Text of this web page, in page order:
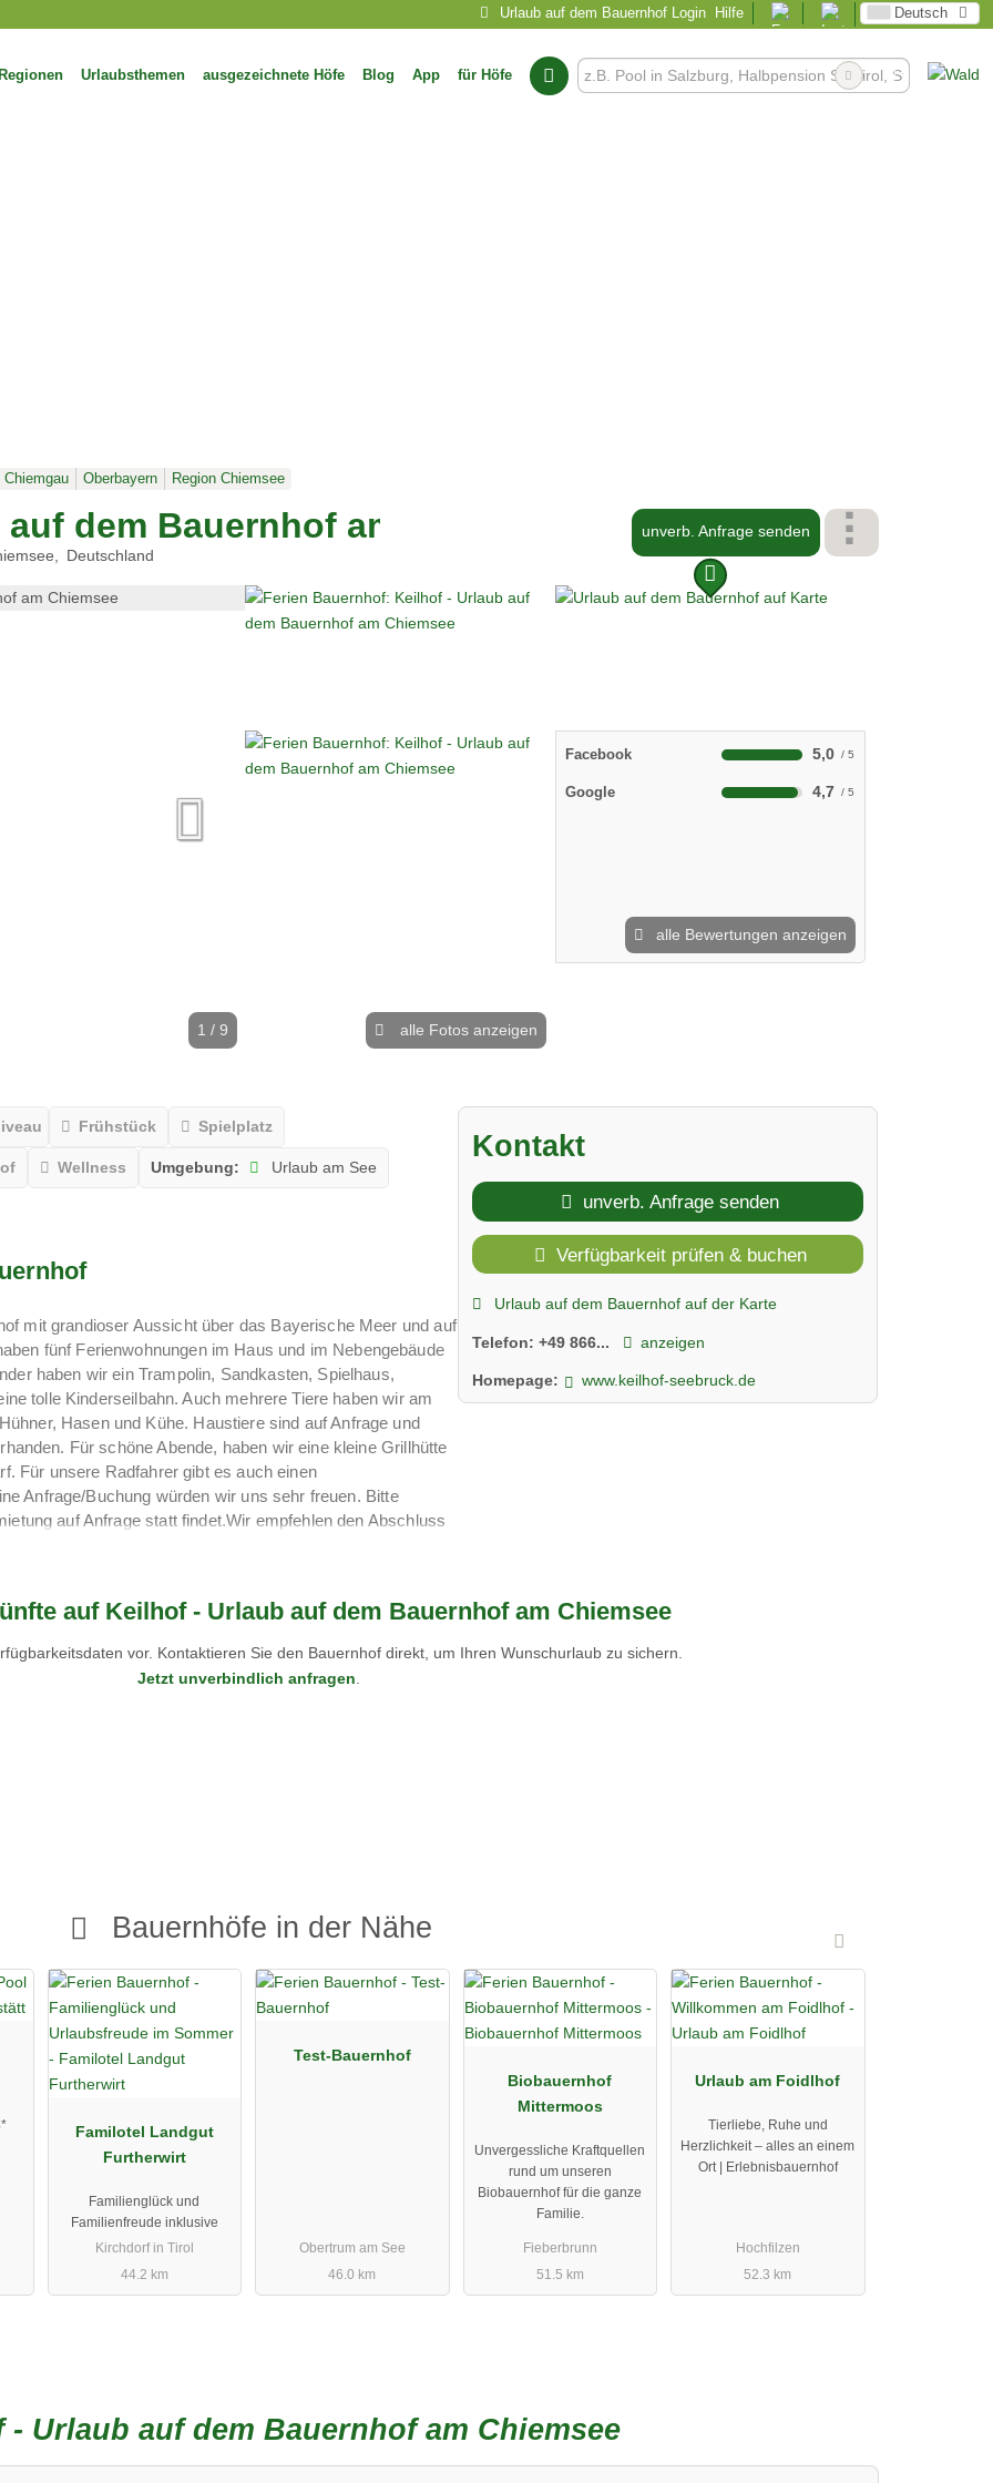
Urlaub auf dem Bauernhof Login Hilfe Deutsch
Urlaubsthemen ausgezeichnete Höfe Blog App für Höfe
Chiemgau Oberbayern Region Chiemsee
dem Bauernhof am Chiemsee
Deutschland
unverb. Anfrage senden
1 / 9 alle Fotos anzeigen
Facebook 5,0
Google 4,7
alle Bewertungen anzeigen
Frühstück Spielplatz
Wellness Umgebung: Urlaub am See
mit grandioser Aussicht über das Bayerische Meer und auf
fünf Ferienwohnungen im Haus und im Nebengebäude
haben wir ein Trampolin, Sandkasten, Spielhaus,
tolle Kinderseilbahn. Auch mehrere Tiere haben wir am
Hasen und Kühe. Haustiere sind auf Anfrage und
Für schöne Abende, haben wir eine kleine Grillhütte
Für unsere Radfahrer gibt es auch einen
Anfrage/Buchung würden wir uns sehr freuen. Bitte
auf Anfrage statt findet.Wir empfehlen den Abschluss
bzw. Erholungsorte verschiedenste Möglichkeiten für
sowie das Bergpanorama der Chiemgauer Alpen
Kontakt
unverb. Anfrage senden
Verfügbarkeit prüfen & buchen
Urlaub auf dem Bauernhof auf der Karte
Telefon:+49 866... anzeigen
Homepage: www.keilhof-seebruck.de
auf Keilhof - Urlaub auf dem Bauernhof am Chiemsee
vor. Kontaktieren Sie den Bauernhof direkt, um Ihren Wunschurlaub zu sichern.
Jetzt unverbindlich anfragen
Bauernhöfe in der Nähe
Familotel Landgut
Furtherwirt
Familienglück und
Familienfreude inklusive
Kirchdorf in Tirol
44.2 km
Test-Bauernhof
Obertrum am See
46.0 km
Biobauernhof
Mittermoos
Unvergessliche Kraftquellen
rund um unseren
Biobauernhof für die ganze
Familie.
Fieberbrunn
51.5 km
Urlaub am Foidlhof
Tierliebe, Ruhe und
Herzlichkeit – alles an einem
Ort | Erlebnisbauernhof
Hochfilzen
52.3 km
- Urlaub auf dem Bauernhof am Chiemsee